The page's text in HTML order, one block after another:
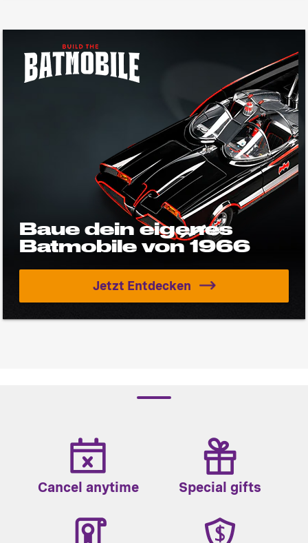
Baue dein eigenes
Jetzt Entdecken
Baue dein eigenes
Batmobile von 1966
Baue dein eigenes
Jetzt Entdecken
Cancel anytime Special gifts